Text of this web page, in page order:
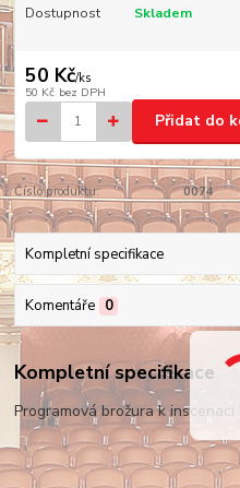
Dostupnost Skladem
50 Kč/ks
50 Kč bez DPH
Přidat do
Číslo produktu: 0074
Kompletní specifikace
Komentáře 0
Kompletní specifikace
Programová brožura k inscenaci